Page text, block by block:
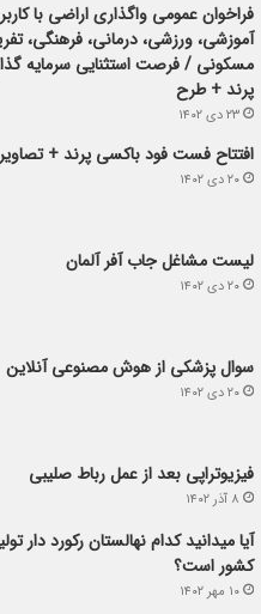
فراخوان عمومی واگذاری اراضی با
آموزشی، ورزشی، درمانی، فرهنگی،
مسکونی / فرصت استثنایی سرمایه
پرند + طرح
۲۳ دی ۱۴۰۲
افتتاح فست فود باکسی پرند + تصاویر
۲۰ دی ۱۴۰۲
لیست مشاغل جاب آفر آلمان
۲۰ دی ۱۴۰۲
سوال پزشکی از هوش مصنوعی آنلاین
۲۰ دی ۱۴۰۲
فیزیوتراپی بعد از عمل رباط صلیبی
۸ آذر ۱۴۰۲
آیا می­دانید کدام نهالستان رکورد دار
کشور است؟
۱۰ مهر ۱۴۰۲